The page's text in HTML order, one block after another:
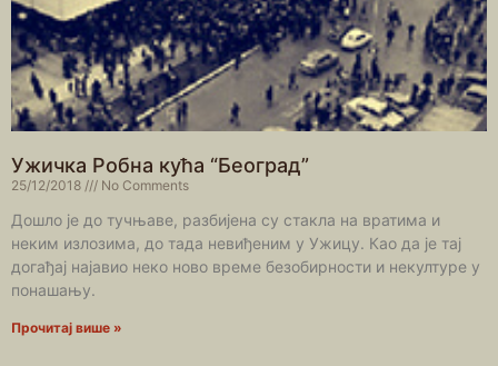
Ужичка Робна кућа “Београд”
25/12/2018 No Comments
Дошло је до тучњаве, разбијена су стакла на вратима и
неким излозима, до тада невиђеним у Ужицу. Као да је тај
догађај најавио неко ново време безобирности и некултуре у
понашању.
Прочитај више »